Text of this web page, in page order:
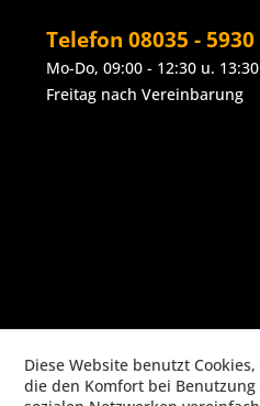
Telefon 08035 - 5930
Mo-Do, 09:00 - 12:30 u.
Freitag nach Vereinbarung
Hinweis: Der
Diese Website benutzt
die den Komfort bei